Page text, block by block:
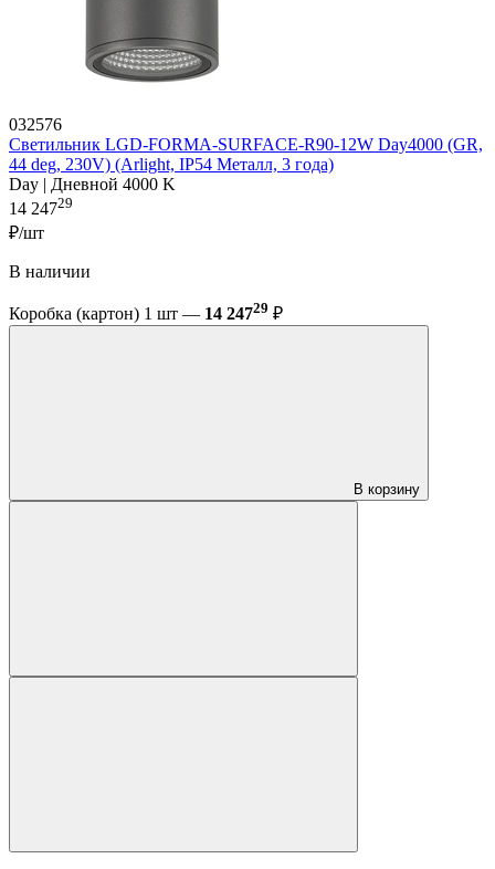
032576
Светильник LGD-FORMA-SURFACE-R90-12W Day4000 (GR,
44 deg, 230V) (Arlight, IP54 Металл, 3 года)
Day | Дневной 4000 K
14 24729
₽/шт
В наличии
Коробка (картон) 1 шт — 14 24729 ₽
В корзину